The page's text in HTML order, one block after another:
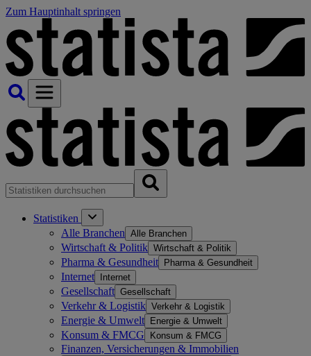
Zum Hauptinhalt springen
Statistiken
Alle Branchen Alle Branchen
Wirtschaft & Politik Wirtschaft & Politik
Pharma & Gesundheit Pharma & Gesundheit
Internet Internet
Gesellschaft Gesellschaft
Verkehr & Logistik Verkehr & Logistik
Energie & Umwelt Energie & Umwelt
Konsum & FMCG Konsum & FMCG
Finanzen, Versicherungen & Immobilien